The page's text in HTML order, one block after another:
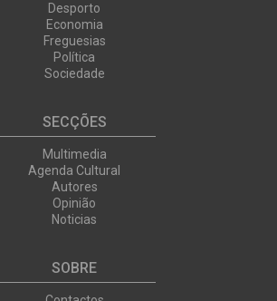
Desporto
Economia
Freguesias
Política
Sociedade
SECÇÕES
Multimedia
Agenda Cultural
Autores
Opinião
Noticias
SOBRE